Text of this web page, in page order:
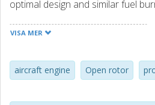
optimal design and similar fuel
propellers the trends are
where a reduction in swirl losses
trends show a slightly decreasing
VISA MER
aircraft engine Open rotor